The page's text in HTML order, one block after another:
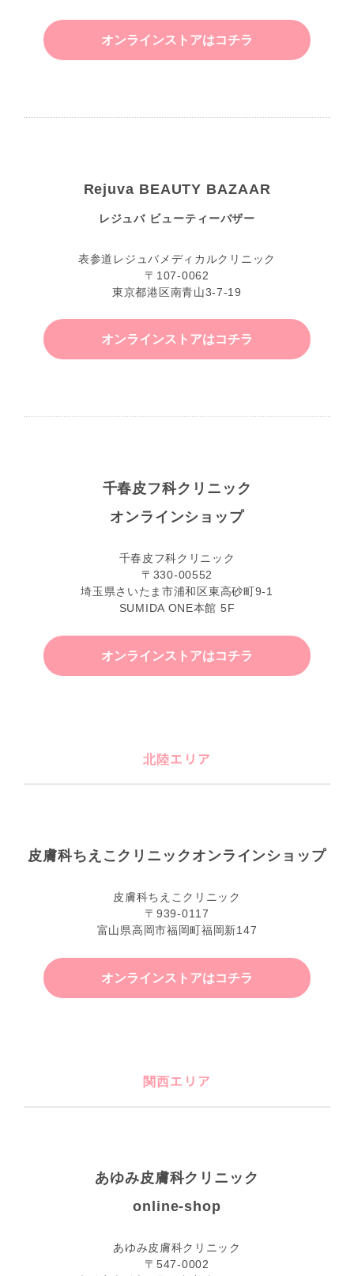
オンラインストアはコチラ
Rejuva BEAUTY BAZAAR
レジュバ ビューティーバザー
表参道レジュバメディカルクリニック
〒107-0062
東京都港区南青山3-7-19
オンラインストアはコチラ
千春皮フ科クリニック
オンラインショップ
千春皮フ科クリニック
〒330-00552
埼玉県さいたま市浦和区東高砂町9-1
SUMIDA ONE本館 5F
オンラインストアはコチラ
北陸エリア
皮膚科ちえこクリニックオンラインショップ
皮膚科ちえこクリニック
〒939-0117
富山県高岡市福岡町福岡新147
オンラインストアはコチラ
関西エリア
あゆみ皮膚科クリニック
online-shop
あゆみ皮膚科クリニック
〒547-0002